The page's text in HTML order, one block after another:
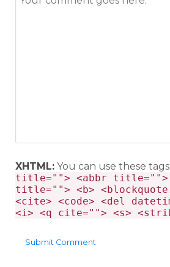
XHTML: You can use these tags:
title=""> <abbr title="">
title=""> <b>
<cite> <code> <del
<i> <q cite=""> <s>